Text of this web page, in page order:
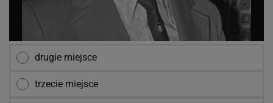
drugie miejsce
trzecie miejsce